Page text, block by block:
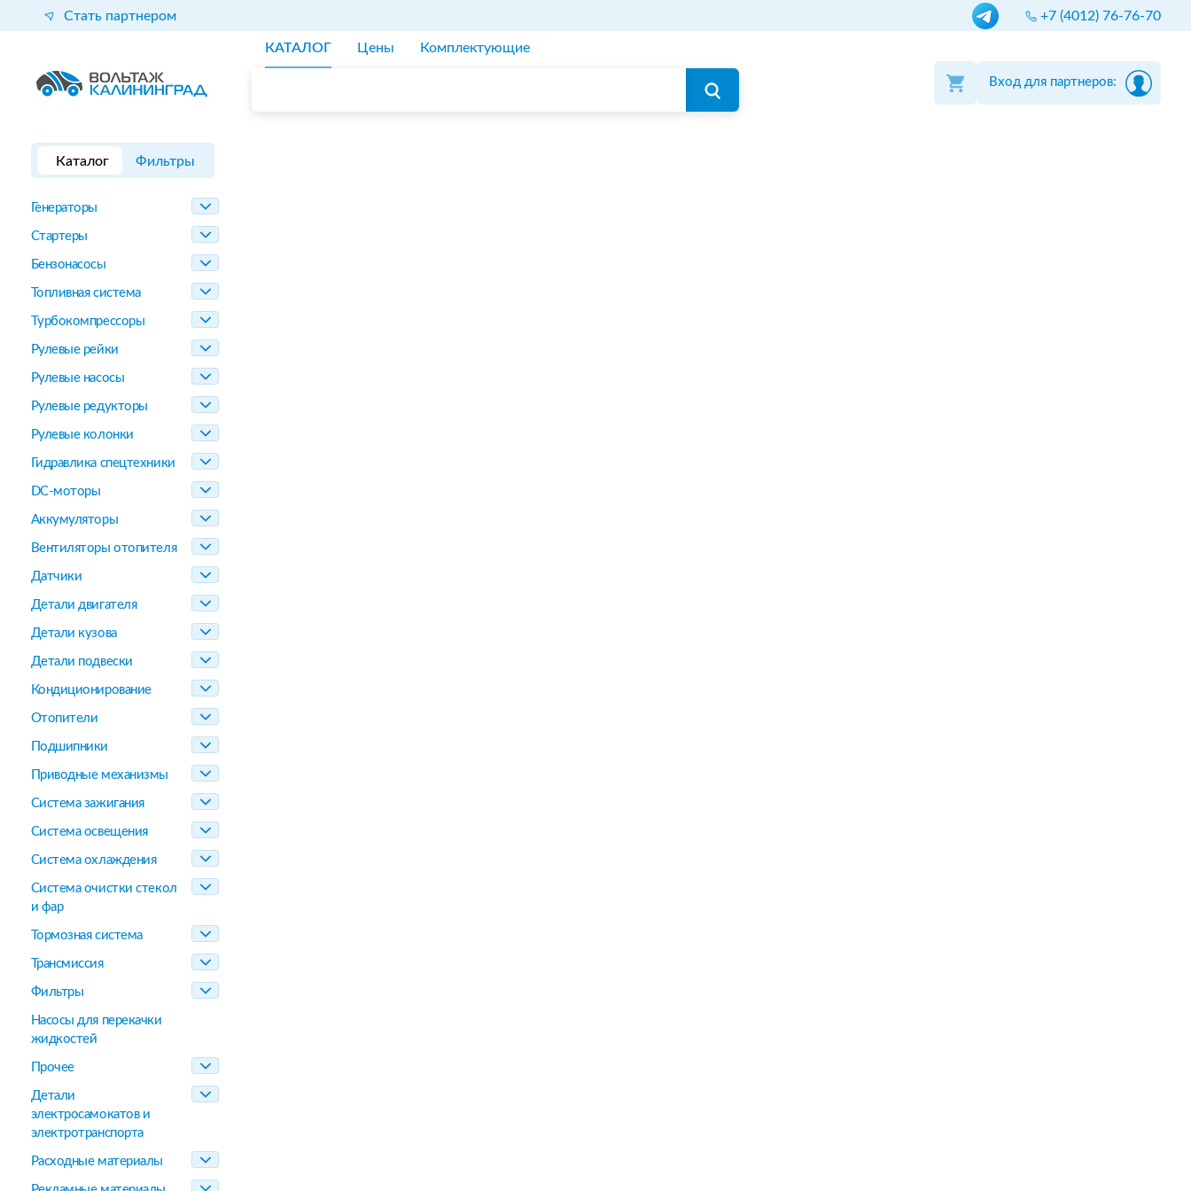
Стать партнером +7 (4012) 76-76-70
КАТАЛОГ Цены Комплектующие
Вход для партнеров:
Каталог Фильтры
Генераторы
Стартеры
Бензонасосы
Топливная система
Турбокомпрессоры
Рулевые рейки
Рулевые насосы
Рулевые редукторы
Рулевые колонки
Гидравлика спецтехники
DC-моторы
Аккумуляторы
Вентиляторы отопителя
Датчики
Детали двигателя
Детали кузова
Детали подвески
Кондиционирование
Отопители
Подшипники
Приводные механизмы
Система зажигания
Система освещения
Система охлаждения
Система очистки стекол
и фар
Тормозная система
Трансмиссия
Фильтры
Насосы для перекачки
жидкостей
Прочее
Детали
электросамокатов и
электротранспорта
Расходные материалы